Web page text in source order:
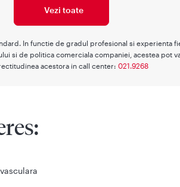
Vezi toate
In functie de gradul profesional si experienta
si de politica comerciala companiei, acestea pot
acestora in call center: 021.9268